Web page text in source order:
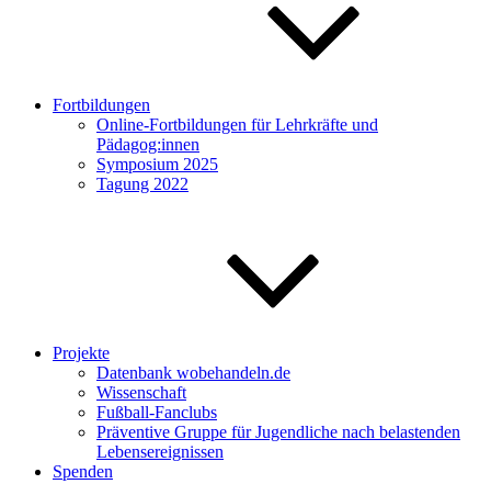
Fortbildungen
Online-Fortbildungen für Lehrkräfte und
Pädagog:innen
Symposium 2025
Tagung 2022
Projekte
Datenbank wobehandeln.de
Wissenschaft
Fußball-Fanclubs
Präventive Gruppe für Jugendliche nach belastenden
Lebensereignissen
Spenden